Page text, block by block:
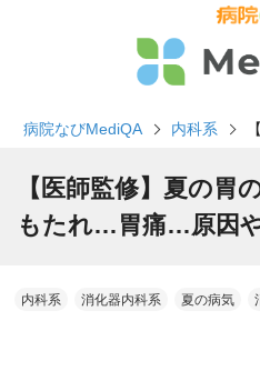
病院なびMediQA 内科系
【医師監修】夏の胃
もたれ…胃痛…原因
内科系 消化器内科系 夏の病気